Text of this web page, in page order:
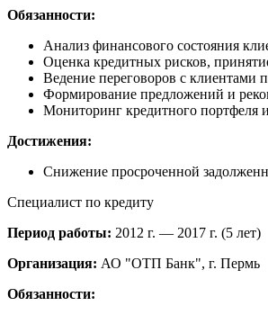
Обязанности:
Анализ финансового состояния
Оценка кредитных рисков,
Ведение переговоров с клиентами
Формирование предложений и
Мониторинг кредитного портфеля
Достижения:
Снижение просроченной
Специалист по кредиту
Период работы: 2012 г. — 2017 г. (5 лет)
Организация: АО "ОТП Банк", г. Пермь
Обязанности: